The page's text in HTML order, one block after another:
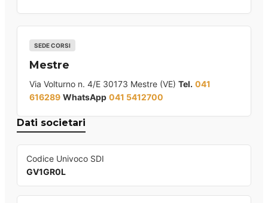
SEDE CORSI
Mestre
Via Volturno n. 4/E 30173 Mestre (VE) Tel. 041
616289 WhatsApp 041 5412700
Dati societari
Codice Univoco SDI
GV1GR0L